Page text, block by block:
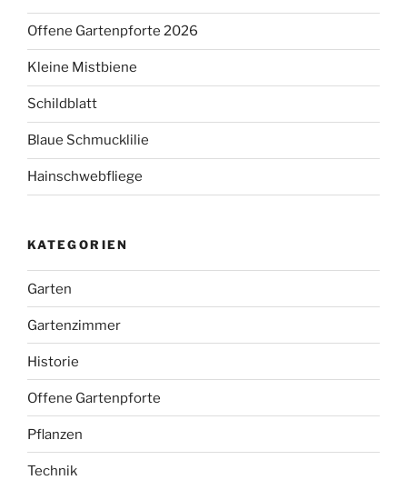
Offene Gartenpforte 2026
Kleine Mistbiene
Schildblatt
Blaue Schmucklilie
Hainschwebfliege
KATEGORIEN
Garten
Gartenzimmer
Historie
Offene Gartenpforte
Pflanzen
Technik